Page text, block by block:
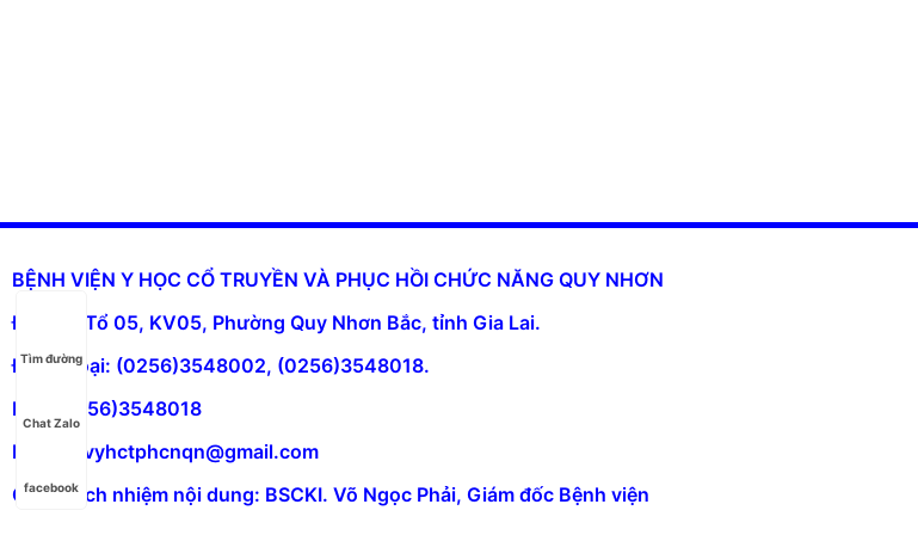
BỆNH VIỆN Y HỌC CỔ TRUYỀN VÀ PHỤC HỒI CHỨC NĂNG QUY NHƠN
Địa chỉ: Tổ 05, KV05, Phường Quy Nhơn Bắc, tỉnh Gia Lai.
Điện thoại: (0256)3548002, (0256)3548018.
Fax: (0256)3548018
Email: bvyhctphcnqn@gmail.com
Chịu trách nhiệm nội dung: BSCKI. Võ Ngọc Phải, Giám đốc Bệnh viện
Tìm đường
Chat Zalo
facebook